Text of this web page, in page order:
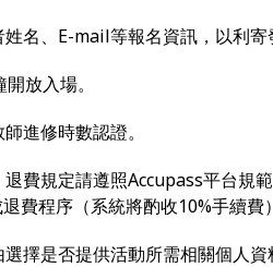
名、E-mail等報名資訊，以利寄
放入場。
進修時數認證。
退費規定請遵照Accupass平台規
費程序（系統將酌收10%手續費
擇是否提供活動所需相關個人